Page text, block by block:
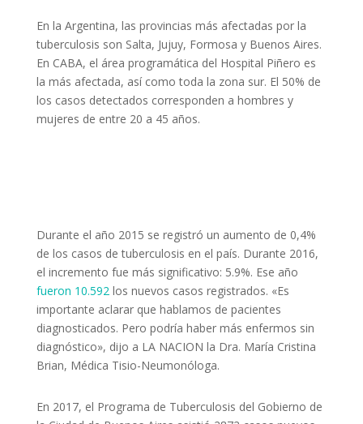
En la Argentina, las provincias más afectadas por la
tuberculosis son Salta, Jujuy, Formosa y Buenos Aires.
En CABA, el área programática del Hospital Piñero es
la más afectada, así como toda la zona sur. El 50% de
los casos detectados corresponden a hombres y
mujeres de entre 20 a 45 años.
Durante el año 2015 se registró un aumento de 0,4%
de los casos de tuberculosis en el país. Durante 2016,
el incremento fue más significativo: 5.9%. Ese año
fueron 10.592 los nuevos casos registrados. «Es
importante aclarar que hablamos de pacientes
diagnosticados. Pero podría haber más enfermos sin
diagnóstico», dijo a LA NACION la Dra. María Cristina
Brian, Médica Tisio-Neumonóloga.
En 2017, el Programa de Tuberculosis del Gobierno de